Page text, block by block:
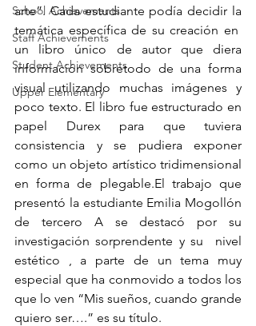
School Achievements
Staff Achievements
Student Achievements
Upper Elementary
arte”. Cada estudiante podía decidir la
temática específica de su creación en
un libro único de autor que diera
información sobretodo de una forma
visual utilizando muchas imágenes y
poco texto. El libro fue estructurado en
papel Durex para que tuviera
consistencia y se pudiera exponer
como un objeto artístico tridimensional
en forma de plegable.El trabajo que
presentó la estudiante Emilia Mogollón
de tercero A se destacó por su
investigación sorprendente y su  nivel
estético , a parte de un tema muy
especial que ha conmovido a todos los
que lo ven “Mis sueños, cuando grande
quiero ser….” es su título.